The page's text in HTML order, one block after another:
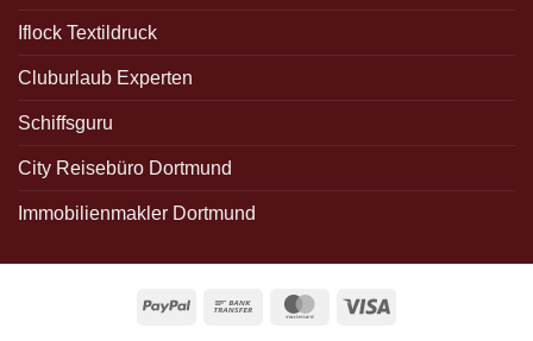
Iflock Textildruck
Cluburlaub Experten
Schiffsguru
City Reisebüro Dortmund
Immobilienmakler Dortmund
PayPal
Bank
MasterCard